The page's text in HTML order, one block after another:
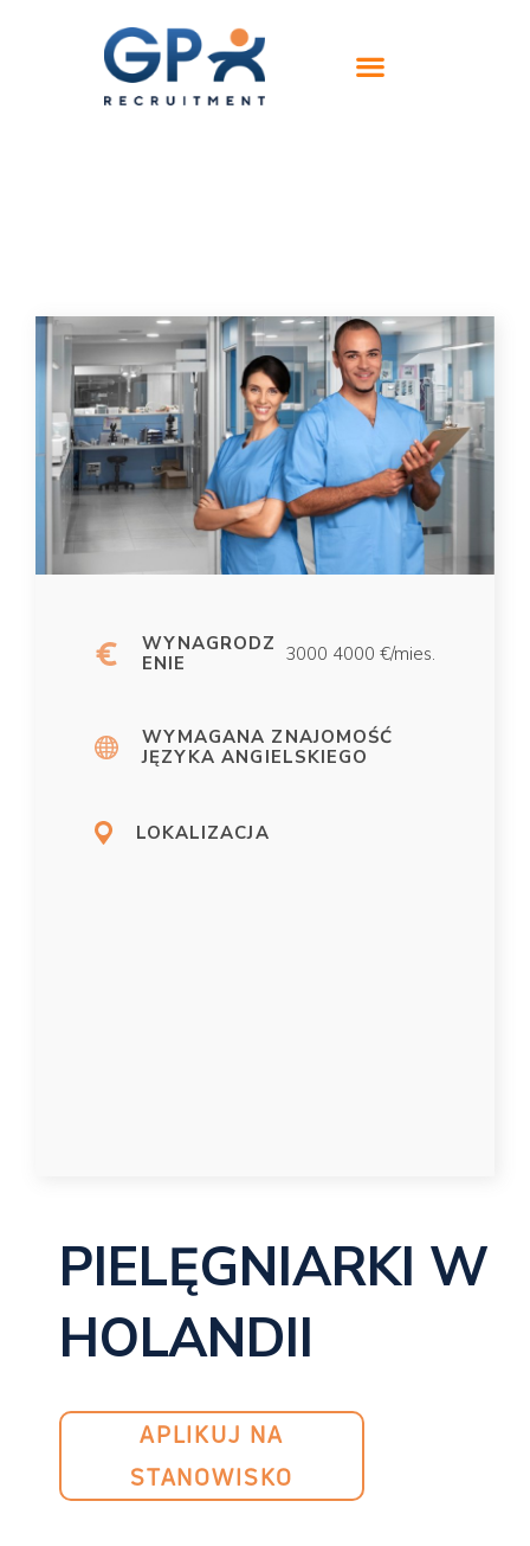
WYNAGRODZ
ENIE
3000 4000 €/mies.
WYMAGANA ZNAJOMOŚĆ
JĘZYKA ANGIELSKIEGO
LOKALIZACJA
PIELĘGNIARKI W
HOLANDII
APLIKUJ NA
STANOWISKO